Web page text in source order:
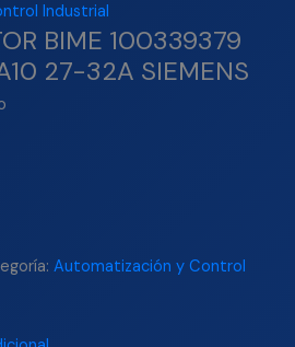
Industrial
BIME 100339379
27-32A SIEMENS
Automatización y Control